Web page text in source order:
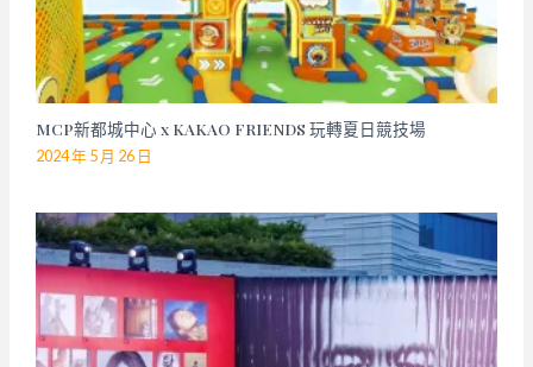
MCP新都城中心 x KAKAO FRIENDS 玩轉夏日競技場
2024 年 5 月 26 日